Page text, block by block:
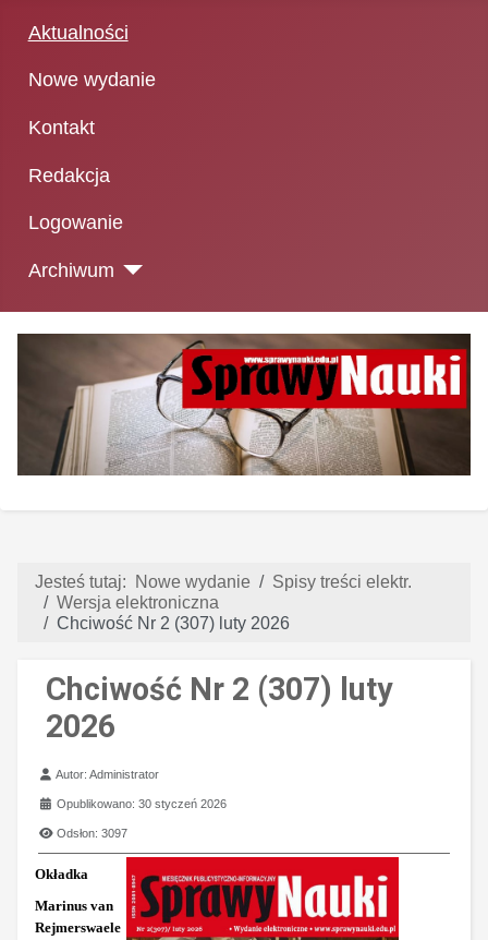
Aktualności
Nowe wydanie
Kontakt
Redakcja
Logowanie
Archiwum
Jesteś tutaj: Nowe wydanie
Spisy treści elektr.
Wersja elektroniczna
Chciwość Nr 2 (307) luty 2026
Chciwość Nr 2 (307) luty
2026
Szczegóły
Autor:Administrator
Opublikowano: 30 styczeń 2026
Odsłon: 3097
Okładka
Marinus van
Rejmerswaele